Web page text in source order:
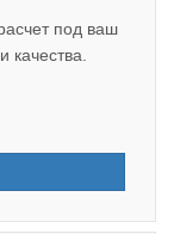
под ваш